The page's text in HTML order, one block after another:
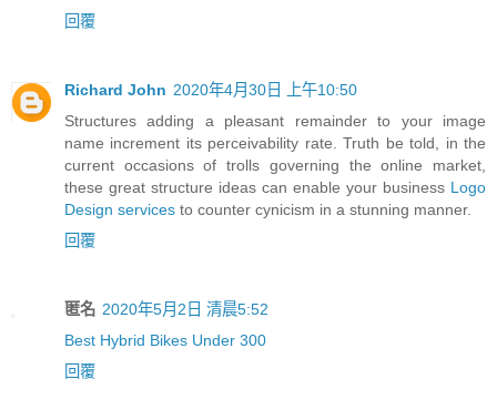
回覆
Richard John 2020年4月30日 上午10:50
Structures adding a pleasant remainder to your image
name increment its perceivability rate. Truth be told, in the
current occasions of trolls governing the online market,
these great structure ideas can enable your business Logo
Design services to counter cynicism in a stunning manner.
回覆
匿名 2020年5月2日 清晨5:52
Best Hybrid Bikes Under 300
回覆